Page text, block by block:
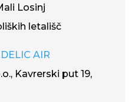
Losinj
letališč
DELIC AIR
Kavrerski put 19,